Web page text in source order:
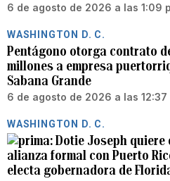
6 de agosto de 2026 a las 1:09
WASHINGTON D. C.
Pentágono otorga contrato
millones a empresa
Sabana Grande
6 de agosto de 2026 a las 12:37
WASHINGTON D. C.
Dotie Joseph quiere
alianza formal con Puerto
electa gobernadora de